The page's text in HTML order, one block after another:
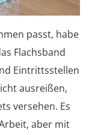
passt, habe
Flachsband
Eintrittsstellen
ausreißen,
versehen. Es
aber mit